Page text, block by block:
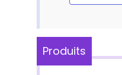
Produits